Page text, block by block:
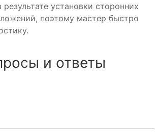
установки сторонних
поэтому мастер быстро
и ответы